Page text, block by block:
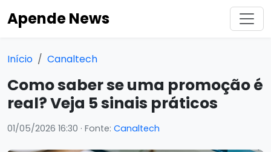
Apende News
Início Canaltech
Como saber se uma promoção é
real? Veja 5 sinais práticos
01/05/2026 16:30 · Fonte: Canaltech